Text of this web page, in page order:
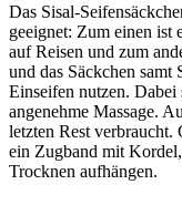
Das Sisal-
geeignet: Zum einen ist
auf Reisen und zum
und das Säckchen samt
Einseifen nutzen.
angenehme Massage.
letzten Rest verbraucht.
ein Zugband mit
Trocknen aufhängen.